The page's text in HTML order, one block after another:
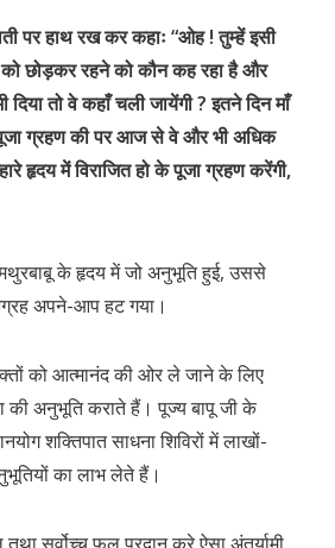
पर हाथ रख कर कहाः “ओह ! तुम्हें इसी
को छोड़कर रहने को कौन कह रहा है और
दिया तो वे कहाँ चली जायेंगी ? इतने दिन माँ
ग्रहण की पर आज से वे और भी अधिक
हृदय में विराजित हो के पूजा ग्रहण करेंगी,
के हृदय में जो अनुभूति हुई, उससे
अपने-आप हट गया।
को आत्मानंद की ओर ले जाने के लिए
की अनुभूति कराते हैं। पूज्य बापू जी के
शक्तिपात साधना शिविरों में लाखों-
का लाभ लेते हैं।